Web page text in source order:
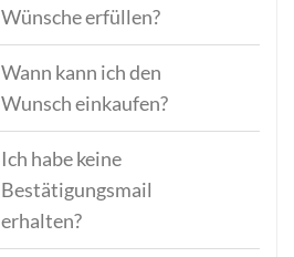
Wünsche erfüllen?
Wann kann ich den
Wunsch einkaufen?
Ich habe keine
Bestätigungsmail
erhalten?